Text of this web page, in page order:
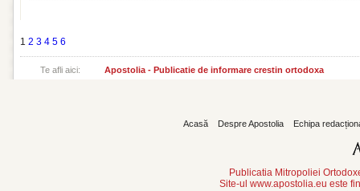
1 2 3 4 5 6
Te afli aici: Apostolia - Publicatie de informare crestin ortodoxa
Acasă Despre Apostolia Echipa
Publicatia Mitropoliei
Site-ul www.apostolia.eu este